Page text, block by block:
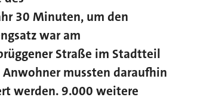
30 Minuten, um den
war am
Straße im Stadtteil
mussten daraufhin
werden. 9.000 weitere